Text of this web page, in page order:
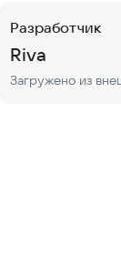
Разработчик
Riva
Загружено из